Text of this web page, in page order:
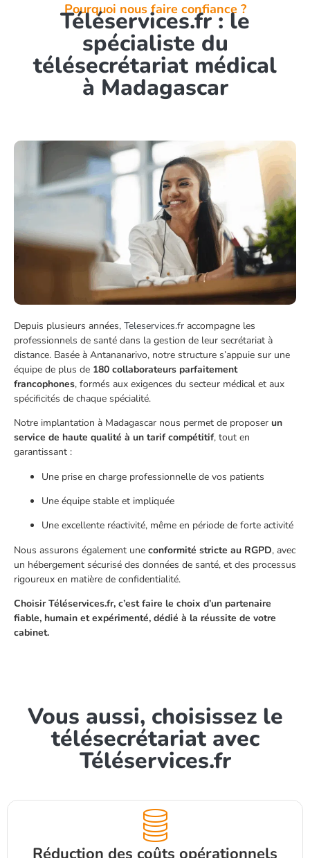
Pourquoi nous faire confiance ?
Téléservices.fr : le
spécialiste du
télésecrétariat médical
à Madagascar
Depuis plusieurs années, Teleservices.fr accompagne les
professionnels de santé dans la gestion de leur secrétariat à
distance. Basée à Antananarivo, notre structure s’appuie sur une
équipe de plus de 180 collaborateurs parfaitement
francophones, formés aux exigences du secteur médical et aux
spécificités de chaque spécialité.
Notre implantation à Madagascar nous permet de proposer un
service de haute qualité à un tarif compétitif, tout en
garantissant :
Une prise en charge professionnelle de vos patients
Une équipe stable et impliquée
Une excellente réactivité, même en période de forte activité
Nous assurons également une conformité stricte au RGPD, avec
un hébergement sécurisé des données de santé, et des processus
rigoureux en matière de confidentialité.
Choisir Téléservices.fr, c’est faire le choix d’un partenaire
fiable, humain et expérimenté, dédié à la réussite de votre
cabinet.
Vous aussi, choisissez le
télésecrétariat avec
Téléservices.fr
Réduction des coûts opérationnels